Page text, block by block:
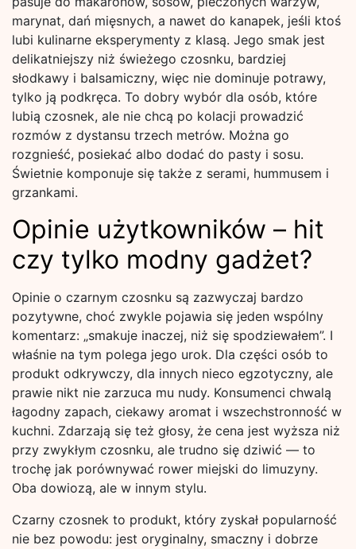
marynat, dań mięsnych, a nawet do kanapek, jeśli ktoś
lubi kulinarne eksperymenty z klasą. Jego smak jest
delikatniejszy niż świeżego czosnku, bardziej
słodkawy i balsamiczny, więc nie dominuje potrawy,
tylko ją podkręca. To dobry wybór dla osób, które
lubią czosnek, ale nie chcą po kolacji prowadzić
rozmów z dystansu trzech metrów. Można go
rozgnieść, posiekać albo dodać do pasty i sosu.
Świetnie komponuje się także z serami, hummusem i
grzankami.
Opinie użytkowników – hit
czy tylko modny gadżet?
Opinie o czarnym czosnku są zazwyczaj bardzo
pozytywne, choć zwykle pojawia się jeden wspólny
komentarz: „smakuje inaczej, niż się spodziewałem”. I
właśnie na tym polega jego urok. Dla części osób to
produkt odkrywczy, dla innych nieco egzotyczny, ale
prawie nikt nie zarzuca mu nudy. Konsumenci chwalą
łagodny zapach, ciekawy aromat i wszechstronność w
kuchni. Zdarzają się też głosy, że cena jest wyższa niż
przy zwykłym czosnku, ale trudno się dziwić — to
trochę jak porównywać rower miejski do limuzyny.
Oba dowiozą, ale w innym stylu.
Czarny czosnek to produkt, który zyskał popularność
nie bez powodu: jest oryginalny, smaczny i dobrze